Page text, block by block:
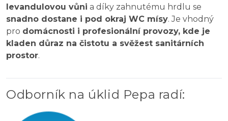
levandulovou vůni a díky zahnutému hrdlu se
snadno dostane i pod okraj WC mísy. Je vhodný
pro domácnosti i profesionální provozy, kde je
kladen důraz na čistotu a svěžest sanitárních
prostor.
Odborník na úklid Pepa radí: